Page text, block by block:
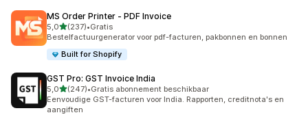
MS Order Printer ‑ PDF Invoice
5,0van 5 sterren
(237)
237 recensies in totaal
•Gratis
Bestelfactuurgenerator voor pdf-facturen, pakbonnen en bonnen
Built for Shopify
GST Pro: GST Invoice India
5,0van 5 sterren
(247)
247 recensies in totaal
•Gratis abonnement beschikbaar
Eenvoudige GST-facturen voor India. Rapporten, creditnota's en
aangiften